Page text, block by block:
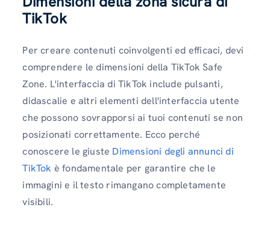
TikTok
Per creare contenuti coinvolgenti ed efficaci, devi
comprendere le dimensioni della TikTok Safe
Zone. L'interfaccia di TikTok include pulsanti,
didascalie e altri elementi dell'interfaccia utente
che possono sovrapporsi ai tuoi contenuti se non
posizionati correttamente. Ecco perché
conoscere le giuste Dimensioni degli annunci di
TikTok è fondamentale per garantire che le
immagini e il testo rimangano completamente
visibili.